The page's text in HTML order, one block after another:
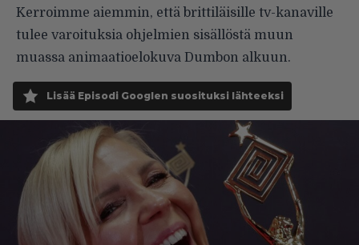
Kerroimme aiemmin, että brittiläisille tv-kanaville
tulee varoituksia ohjelmien sisällöstä muun
muassa animaatioelokuva Dumbon alkuun.
Lisää Episodi Googlen suosituksi lähteeksi